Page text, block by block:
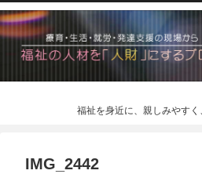
福祉を身近に、親しみやすく
IMG_2442